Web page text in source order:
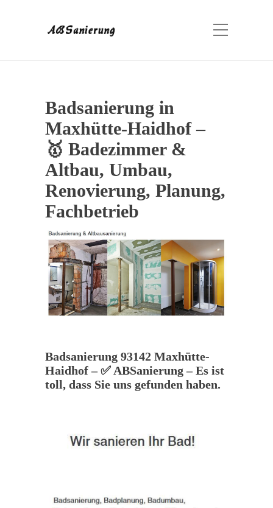
Badsanierung in
Maxhütte-Haidhof –
🥇 Badezimmer &
Altbau, Umbau,
Renovierung, Planung,
Fachbetrieb
Badsanierung 93142 Maxhütte-
Haidhof – ✅ ABSanierung – Es ist
toll, dass Sie uns gefunden haben.